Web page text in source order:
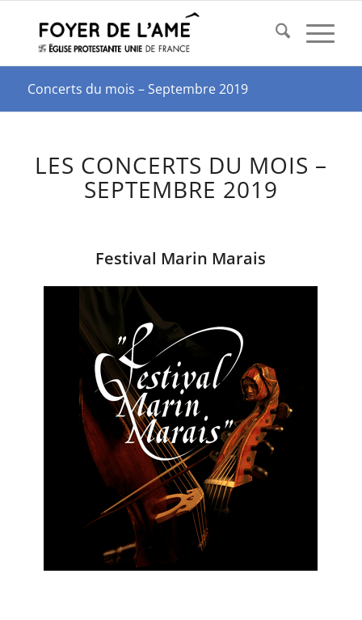
Concerts du mois – Septembre 2019
LES CONCERTS DU MOIS –
SEPTEMBRE 2019
Festival Marin Marais